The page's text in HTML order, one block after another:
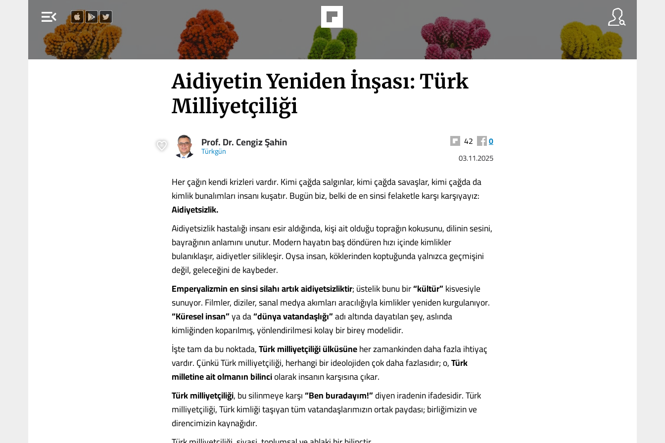
menu_open
Aidiyetin Yeniden İnşası: Türk
Milliyetçiliği
Prof. Dr. Cengiz Şahin
Türkgün
42 0
03.11.2025
Her çağın kendi krizleri vardır. Kimi çağda salgınlar, kimi çağda savaşlar, kimi çağda da
kimlik bunalımları insanı kuşatır. Bugün biz, belki de en sinsi felaketle karşı karşıyayız:
Aidiyetsizlik.
Aidiyetsizlik hastalığı insanı esir aldığında, kişi ait olduğu toprağın kokusunu, dilinin sesini,
bayrağının anlamını unutur. Modern hayatın baş döndüren hızı içinde kimlikler
bulanıklaşır, aidiyetler silikleşir. Oysa insan, köklerinden koptuğunda yalnızca geçmişini
değil, geleceğini de kaybeder.
Emperyalizmin en sinsi silahı artık aidiyetsizliktir; üstelik bunu bir“kültür”kisvesiyle
sunuyor. Filmler, diziler, sanal medya akımları aracılığıyla kimlikler yeniden kurgulanıyor.
“Küresel insan”ya da“dünya vatandaşlığı”adı altında dayatılan şey, aslında
kimliğinden koparılmış, yönlendirilmesi kolay bir birey modelidir.
İşte tam da bu noktada,Türk milliyetçiliği ülküsüneher zamankinden daha fazla ihtiyaç
vardır. Çünkü Türk milliyetçiliği, herhangi bir ideolojiden çok daha fazlasıdır; o,Türk
milletine ait olmanın bilinciolarak insanın karşısına çıkar.
Türk milliyetçiliği, bu silinmeye karşı“Ben buradayım!”diyen iradenin ifadesidir. Türk
milliyetçiliği, Türk kimliği taşıyan tüm vatandaşlarımızın ortak paydası; birliğimizin ve
direncimizin kaynağıdır.